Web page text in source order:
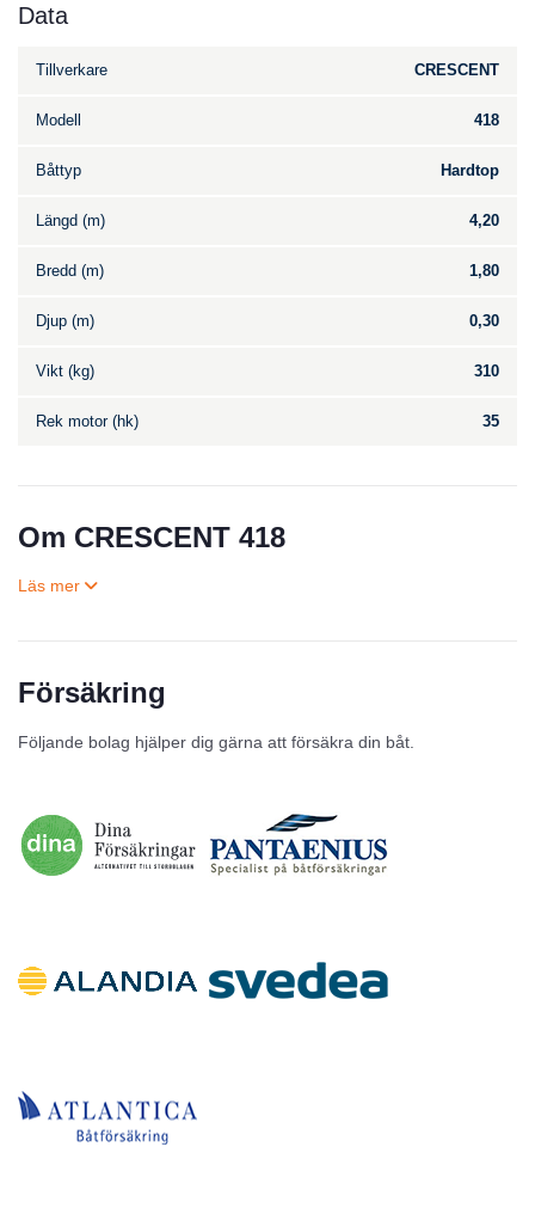
Data
Tillverkare CRESCENT
Modell 418
Båttyp Hardtop
Längd (m) 4,20
Bredd (m) 1,80
Djup (m) 0,30
Vikt (kg) 310
Rek motor (hk) 35
Om CRESCENT 418
Försäkring
Följande bolag hjälper dig gärna att försäkra din båt.